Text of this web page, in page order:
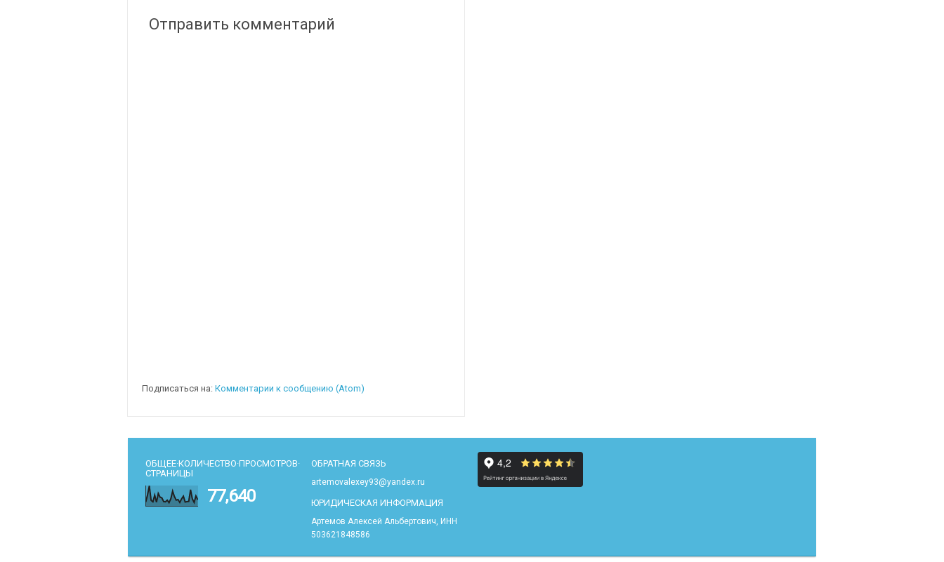
Отправить комментарий
Подписаться на: Комментарии к сообщению (Atom)
ОБЩЕЕ·КОЛИЧЕСТВО·ПРОСМОТРОВ·
СТРАНИЦЫ
77,640
ОБРАТНАЯ СВЯЗЬ
artemovalexey93@yandex.ru
ЮРИДИЧЕСКАЯ ИНФОРМАЦИЯ
Артемов Алексей Альбертович, ИНН
503621848586